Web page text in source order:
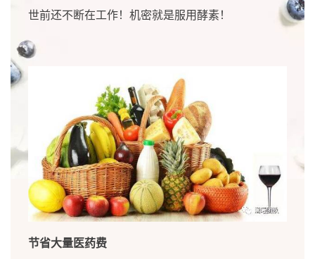
世前还不断在工作！机密就是服用酵素！
节省大量医药费